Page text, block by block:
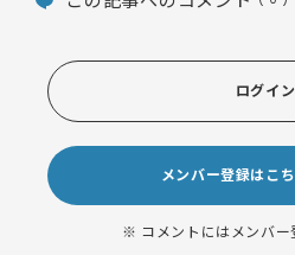
ログイン
メンバー登録はこち
※ コメントにはメンバー